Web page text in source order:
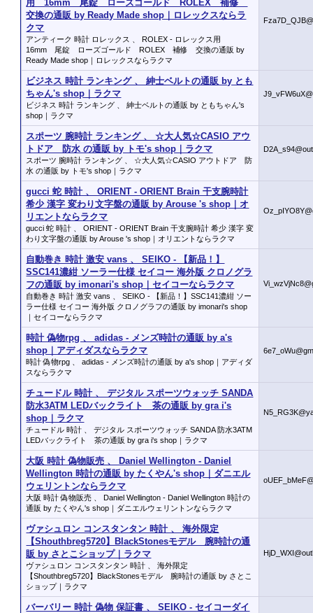
用 16mm 尾錠 ローズゴールド ROLEX 補修
交換の通販 by Ready Made shop｜ロレックスならラ
クマ
アンティーク 時計 ロレックス 、 ROLEX - ロレックス用
16mm 尾錠 ローズゴールド ROLEX 補修 交換の通販 by
Ready Made shop｜ロレックスならラクマ
ビジネス 時計 ランキング 、 紳士ベルトの通販 by とも
ちゃん's shop｜ラクマ
ビジネス 時計 ランキング 、 紳士ベルトの通販 by ともちゃん's
shop｜ラクマ
スポーツ 腕時計 ランキング 、 ☆大人気☆CASIO アウ
トドア 防水 の通販 by トモ's shop｜ラクマ
スポーツ 腕時計 ランキング 、 ☆大人気☆CASIO アウトドア 防
水 の通販 by トモ's shop｜ラクマ
gucci 蛇 時計 、 ORIENT - ORIENT Brain 干支腕時計
希少 漢字 変わり文字盤の通販 by Arouse 's shop｜オ
リエントならラクマ
gucci 蛇 時計 、 ORIENT - ORIENT Brain 干支腕時計 希少 漢字 変
わり文字盤の通販 by Arouse 's shop｜オリエントならラクマ
自動巻き 時計 激安 vans 、 SEIKO - 【新品！】
SSC141濃紺 ソーラー仕様 セイコー 海外版 クロノグラ
フの通販 by imonari's shop｜セイコーならラクマ
自動巻き 時計 激安 vans 、 SEIKO - 【新品！】SSC141濃紺 ソー
ラー仕様 セイコー 海外版 クロノグラフの通販 by imonari's shop
｜セイコーならラクマ
時計 偽物rpg 、 adidas - メンズ時計の通販 by a's
shop｜アディダスならラクマ
時計 偽物rpg 、 adidas - メンズ時計の通販 by a's shop｜アディダ
スならラクマ
チュードル 時計 、 デジタル スポーツウォッチ SANDA
防水3ATM LEDバックライト 茶の通販 by gra i's
shop｜ラクマ
チュードル 時計 、 デジタル スポーツウォッチ SANDA 防水3ATM
LEDバックライト 茶の通販 by gra i's shop｜ラクマ
大阪 時計 偽物販売 、 Daniel Wellington - Daniel
Wellington 時計の通販 by たくやん's shop｜ダニエル
ウェリントンならラクマ
大阪 時計 偽物販売 、 Daniel Wellington - Daniel Wellington 時計の
通販 by たくやん's shop｜ダニエルウェリントンならラクマ
ヴァシュロン コンスタンタン 時計 、 海外限定
【Shouthbreg5720】BlackStonesモデル 腕時計の通
販 by さとこショップ｜ラクマ
ヴァシュロン コンスタンタン 時計 、 海外限定
【Shouthbreg5720】BlackStonesモデル 腕時計の通販 by さとこ
ショップ｜ラクマ
バーバリー 時計 偽物 保証書 、 SEIKO - セイコーダイ